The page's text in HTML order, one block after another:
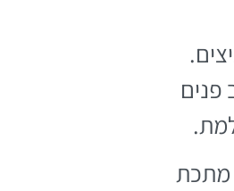
פנים
מתכת